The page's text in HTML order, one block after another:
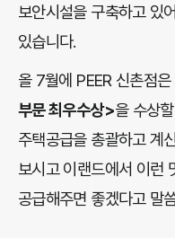
보안시설을 구축하고 있
있습니다.
올 7월에 PEER 신촌점
부문 최우수상>을 수상
주택공급을 총괄하고 계
보시고 이랜드에서 이런
공급해주면 좋겠다고 말